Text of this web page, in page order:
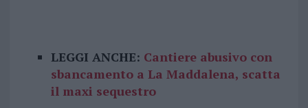
LEGGI ANCHE: Cantiere abusivo con
sbancamento a La Maddalena, scatta
il maxi sequestro